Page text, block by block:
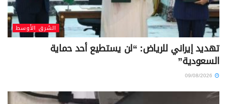
الشرق الأوسط
تهديد إيراني للرياض: “لن يستطيع أحد حماية
السعودية”